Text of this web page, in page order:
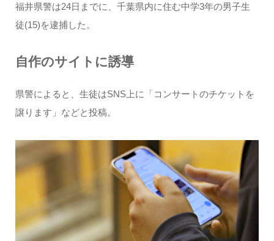
福井県警は24日までに、千葉県内に住む中学3年の男子生
徒(15)を逮捕した。
自作のサイトに誘導
県警によると、生徒はSNS上に「コンサートのチケットを
譲ります」などと投稿。